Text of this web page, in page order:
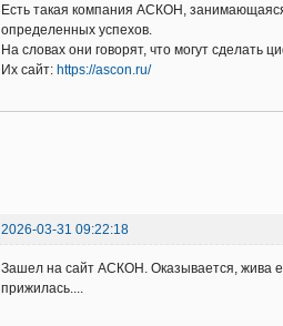
Есть такая компания АСКОН,
определенных успехов.
На словах они говорят, что могут
Их сайт: https://ascon.ru/
2026-03-31 09:22:18
Зашел на сайт АСКОН. Оказывается, жива
прижилась....